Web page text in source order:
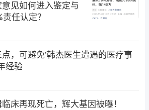
态
见如何进入鉴定与
任认定？
，可避免‘韩杰医生遭遇的医疗事
经验
床再现死亡，辉大基因被曝！